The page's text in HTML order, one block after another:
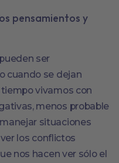
pensamientos y
ser
cuando se dejan
vivamos con
menos probable
situaciones
los conflictos
nos hacen ver sólo el